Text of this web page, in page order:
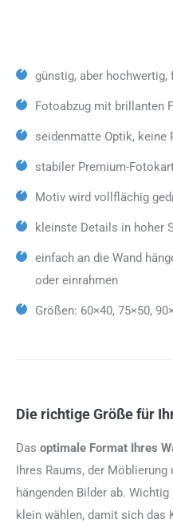
günstig, aber hochwertig,
Fotoabzug mit brillanten
seidenmatte Optik, keine
stabiler Premium-
Motiv wird vollflächig
kleinste Details in hoher
einfach an die Wand
oder einrahmen
Größen: 60×40, 75×50,
Die richtige Größe für
Das optimale Format Ihres
Ihres Raums, der Möblierung
hängenden Bilder ab.
klein wählen, damit sich das